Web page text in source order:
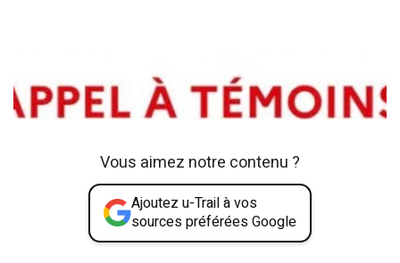
Vous aimez notre contenu ?
Ajoutez u-Trail à vos
sources préférées Google